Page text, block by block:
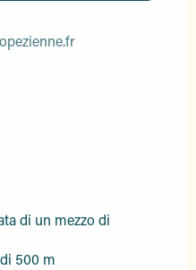
di un mezzo di
500 m